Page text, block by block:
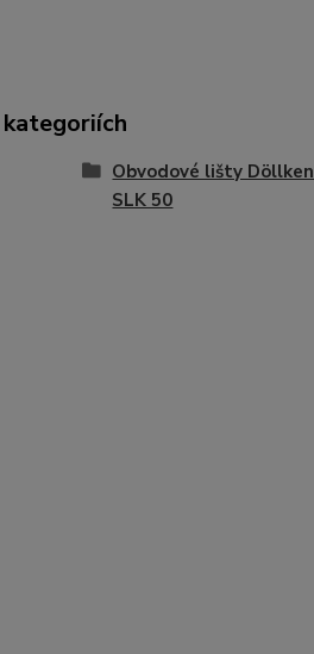
Obvodové lišty Döllken
SLK 50